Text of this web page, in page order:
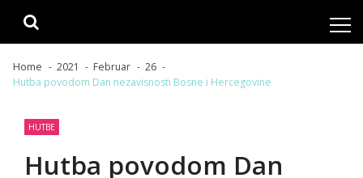
Home 2021 Februar
26
Hutba povodom Dan nezavisnosti Bosne i Hercegovine
HUTBE
Hutba povodom Dan